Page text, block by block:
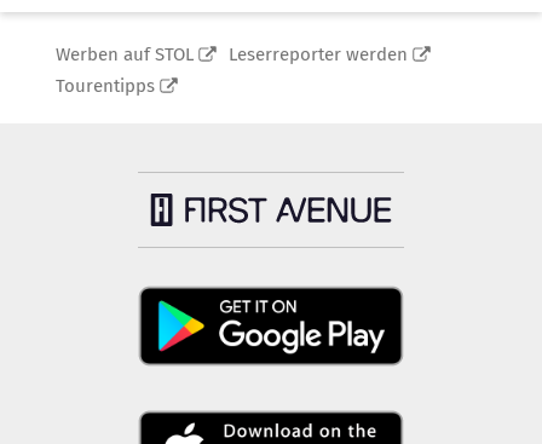
Werben auf STOL
Leserreporter werden
Tourentipps